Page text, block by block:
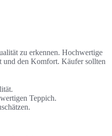
zu erkennen. Hochwertige
und den Komfort. Käufer sollten
Teppich.